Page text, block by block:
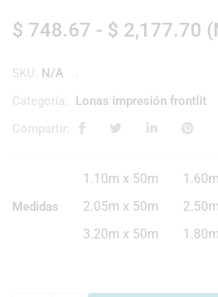
$ 748.67 - $ 2,177.70 (
SKU: N/A
Categoría:
Lonas impresión frontlit
Compartir:
Medidas
1.10m x 50m
2.05m x 50m
3.20m x 50m